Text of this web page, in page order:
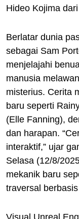
Hideo Kojima dari
Berlatar dunia
sebagai Sam
menjelajahi
manusia
misterius. Cerita
baru seperti
(Elle Fanning),
dan harapan.
interaktif,” ujar
Selasa (12/8/
mekanik baru
traversal
Visual Unreal